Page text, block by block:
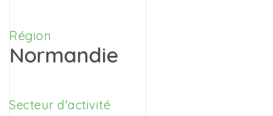
Région
Normandie
Secteur d'activité